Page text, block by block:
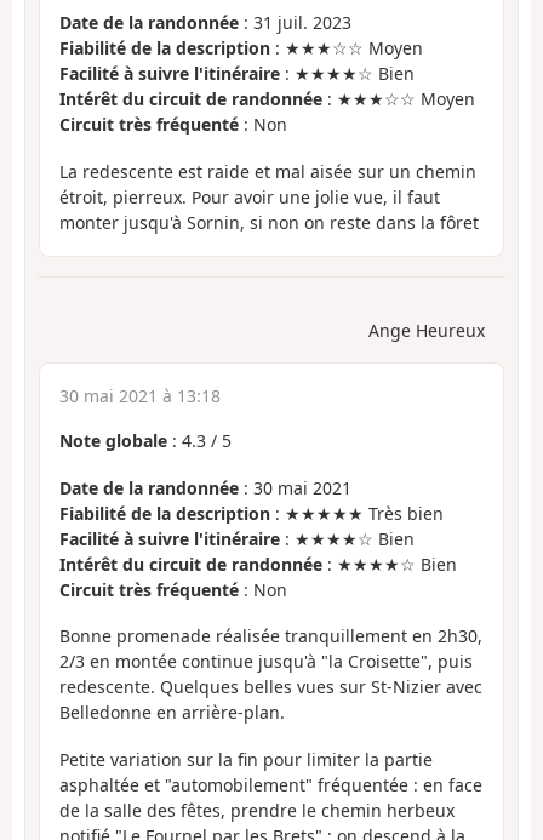
Date de la randonnée : 31 juil. 2023
Fiabilité de la description : ★★★☆☆ Moyen
Facilité à suivre l'itinéraire : ★★★★☆ Bien
Intérêt du circuit de randonnée : ★★★☆☆ Moyen
Circuit très fréquenté : Non
La redescente est raide et mal aisée sur un chemin
étroit, pierreux. Pour avoir une jolie vue, il faut
monter jusqu'à Sornin, si non on reste dans la fôret
Ange Heureux
30 mai 2021 à 13:18
Note globale : 4.3 / 5
Date de la randonnée : 30 mai 2021
Fiabilité de la description : ★★★★★ Très bien
Facilité à suivre l'itinéraire : ★★★★☆ Bien
Intérêt du circuit de randonnée : ★★★★☆ Bien
Circuit très fréquenté : Non
Bonne promenade réalisée tranquillement en 2h30,
2/3 en montée continue jusqu'à "la Croisette", puis
redescente. Quelques belles vues sur St-Nizier avec
Belledonne en arrière-plan.
Petite variation sur la fin pour limiter la partie
asphaltée et "automobilement" fréquentée : en face
de la salle des fêtes, prendre le chemin herbeux